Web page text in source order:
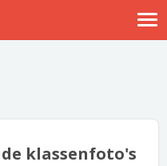
klassenfoto's